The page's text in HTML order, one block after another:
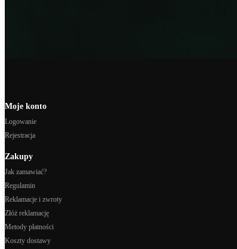
Moje konto
Logowanie
Rejestracja
Zakupy
Jak zamawiać?
Regulamin
Reklamacje i zwroty
Złóż reklamację
Metody płatności
Koszty dostawy